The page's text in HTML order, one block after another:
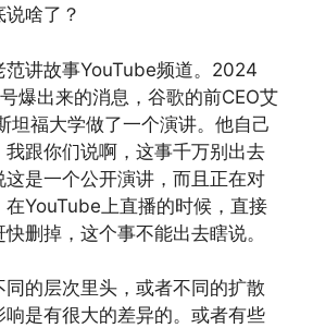
啥了？
范讲故事YouTube频道。2024
爆出来的消息，谷歌的前CEO艾
坦福大学做了一个演讲。他自己
我跟你们说啊，这事千万别出去
是一个公开演讲，而且正在对
YouTube上直播的时候，直接
删掉，这个事不能出去瞎说。
的层次里头，或者不同的扩散
是有很大的差异的。或者有些